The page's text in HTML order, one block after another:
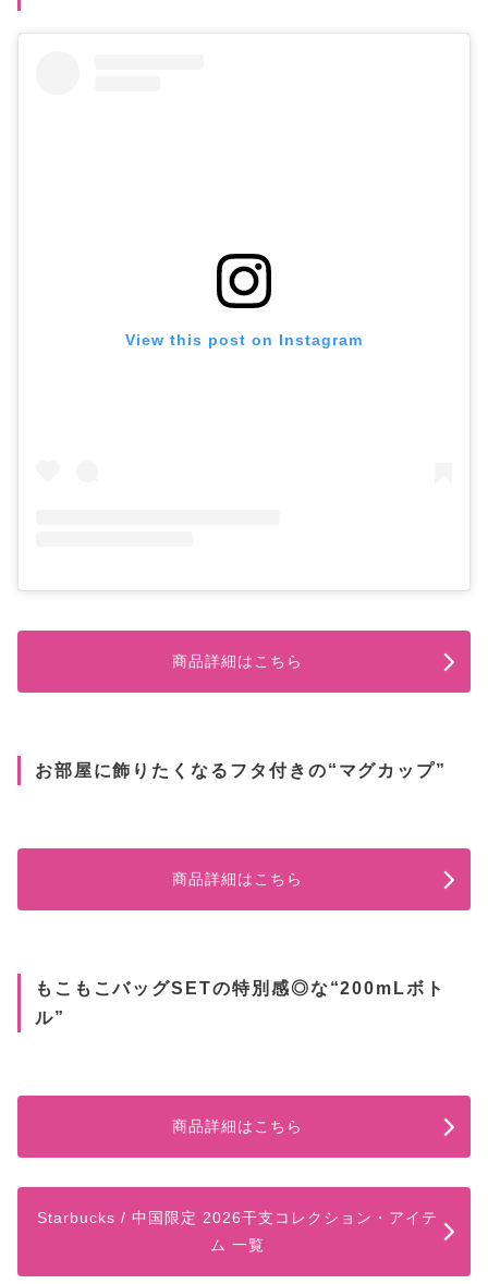
View this post on Instagram
商品詳細はこちら
お部屋に飾りたくなるフタ付きの“マグカップ”
商品詳細はこちら
もこもこバッグSETの特別感◎な“200mLボト
ル”
商品詳細はこちら
Starbucks / 中国限定 2026干支コレクション・アイテ
ム 一覧